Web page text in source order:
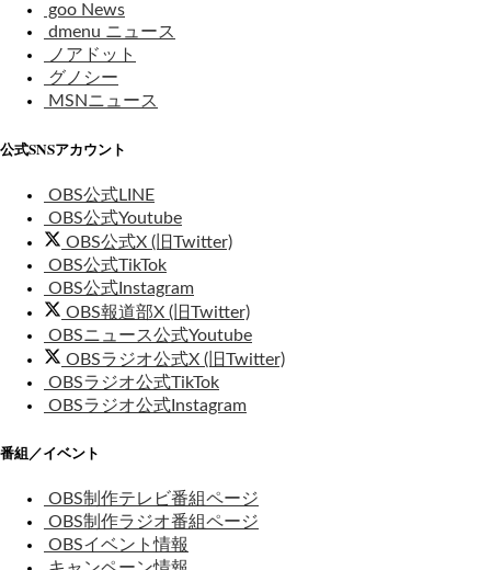
goo News
dmenu ニュース
ノアドット
グノシー
MSNニュース
公式SNSアカウント
OBS公式LINE
OBS公式Youtube
OBS公式X (旧Twitter)
OBS公式TikTok
OBS公式Instagram
OBS報道部X (旧Twitter)
OBSニュース公式Youtube
OBSラジオ公式X (旧Twitter)
OBSラジオ公式TikTok
OBSラジオ公式Instagram
番組／イベント
OBS制作テレビ番組ページ
OBS制作ラジオ番組ページ
OBSイベント情報